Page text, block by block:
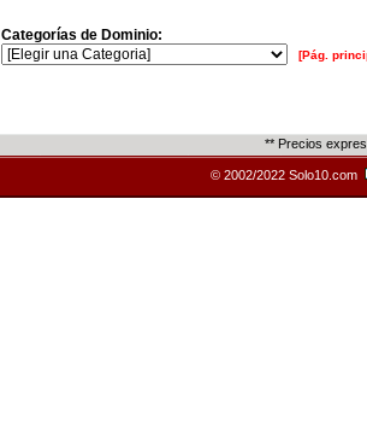
Categorías de Dominio:
[Pág.
** Precios
© 2002/2022 Solo10.com